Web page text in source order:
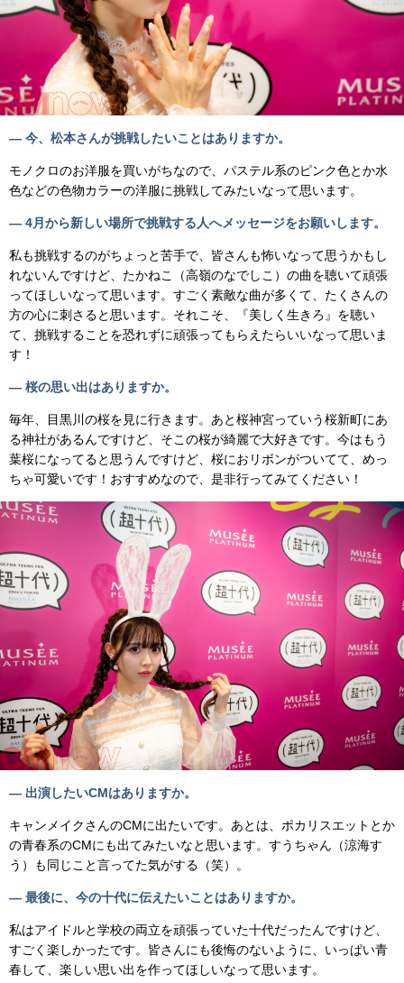
— 今、松本さんが挑戦したいことはありますか。
モノクロのお洋服を買いがちなので、パステル系のピンク色とか水
色などの色物カラーの洋服に挑戦してみたいなって思います。
— 4月から新しい場所で挑戦する人へメッセージをお願いします。
私も挑戦するのがちょっと苦手で、皆さんも怖いなって思うかもし
れないんですけど、たかねこ（高嶺のなでしこ）の曲を聴いて頑張
ってほしいなって思います。すごく素敵な曲が多くて、たくさんの
方の心に刺さると思います。それこそ、『美しく生きろ』を聴い
て、挑戦することを恐れずに頑張ってもらえたらいいなって思いま
す！
— 桜の思い出はありますか。
毎年、目黒川の桜を見に行きます。あと桜神宮っていう桜新町にあ
る神社があるんですけど、そこの桜が綺麗で大好きです。今はもう
葉桜になってると思うんですけど、桜におリボンがついてて、めっ
ちゃ可愛いです！おすすめなので、是非行ってみてください！
— 出演したいCMはありますか。
キャンメイクさんのCMに出たいです。あとは、ポカリスエットとか
の青春系のCMにも出てみたいなと思います。すうちゃん（涼海す
う）も同じこと言ってた気がする（笑）。
— 最後に、今の十代に伝えたいことはありますか。
私はアイドルと学校の両立を頑張っていた十代だったんですけど、
すごく楽しかったです。皆さんにも後悔のないように、いっぱい青
春して、楽しい思い出を作ってほしいなって思います。